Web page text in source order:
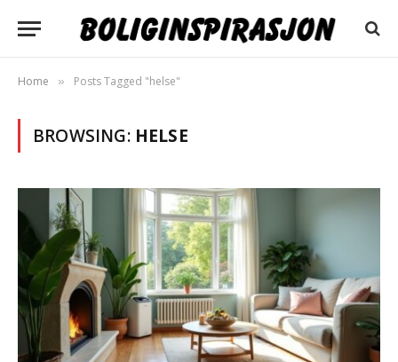
Home » Posts Tagged "helse"
BROWSING: HELSE